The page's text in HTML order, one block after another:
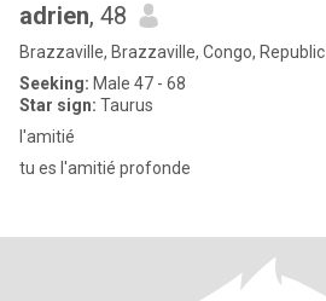
adrien, 48
Brazzaville, Brazzaville, Congo, Republic
Seeking: Male 47 - 68
Star sign: Taurus
l'amitié
tu es l'amitié profonde